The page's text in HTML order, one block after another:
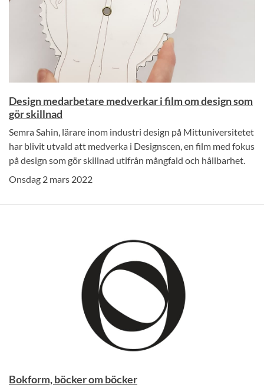
Design medarbetare medverkar i film om design som
gör skillnad
Semra Sahin, lärare inom industri design på Mittuniversitetet
har blivit utvald att medverka i Designscen, en film med fokus
på design som gör skillnad utifrån mångfald och hållbarhet.
Onsdag 2 mars 2022
Bokform, böcker om böcker